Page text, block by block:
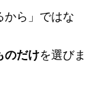
から」ではな
のだけを選びま